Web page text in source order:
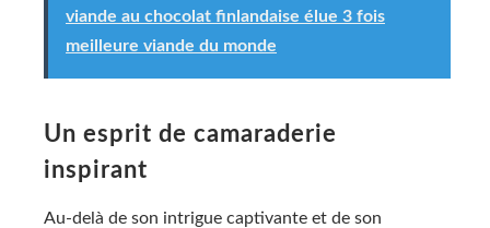
viande au chocolat finlandaise élue 3 fois
meilleure viande du monde
Un esprit de camaraderie
inspirant
Au-delà de son intrigue captivante et de son